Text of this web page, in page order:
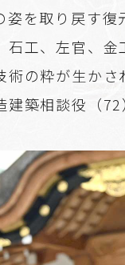
を取り戻す復
工、左官、
術の粋が生か
築相談役（72